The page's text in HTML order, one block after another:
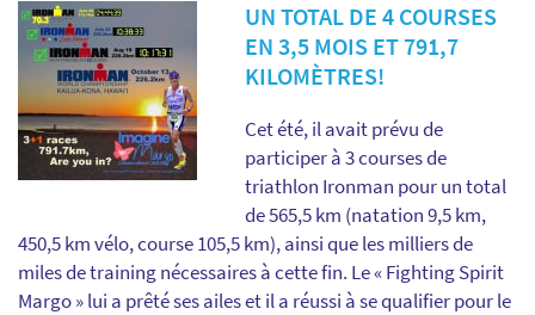
UN TOTAL DE 4 COURSES
EN 3,5 MOIS ET 791,7
KILOMÈTRES!
Cet été, il avait prévu de
participer à 3 courses de
triathlon Ironman pour un total
de 565,5 km (natation 9,5 km,
450,5 km vélo, course 105,5 km), ainsi que les milliers de
miles de training nécessaires à cette fin. Le « Fighting Spirit
Margo » lui a prêté ses ailes et il a réussi à se qualifier pour le